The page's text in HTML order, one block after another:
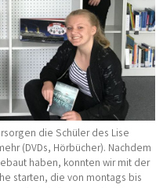
die Schüler des Lise
(DVDs, Hörbücher). Nachdem
haben, konnten wir mit der
starten, die von montags bis